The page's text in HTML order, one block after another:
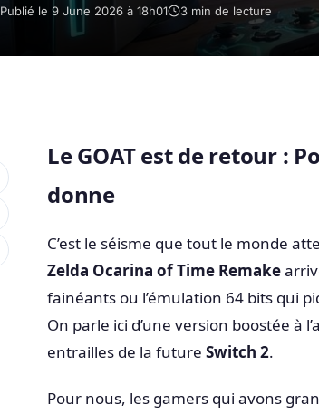
Publié le 9 June 2026 à 18h01 3 min de lecture
Le GOAT est de retour :
donne
C’est le séisme que tout le monde
Zelda Ocarina of Time Remake
fainéants ou l’émulation 64 bits qui
On parle ici d’une version boostée à
entrailles de la future Switch 2.
Pour nous, les gamers qui avons